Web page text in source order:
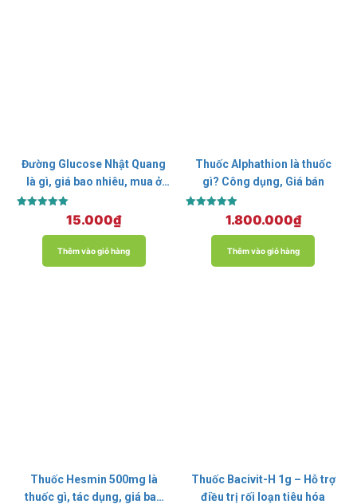
Đường Glucose Nhật Quang
là gì, giá bao nhiêu, mua ở
5.00
15.000₫
Thêm vào giỏ hàng
Thuốc Alphathion là thuốc
gì? Công dụng, Giá bán
Được xếp
5.00
1.800.000₫
Thêm vào giỏ hàng
Thuốc Hesmin 500mg là
thuốc gì, tác dụng, giá bao
Thuốc Bacivit-H 1g – Hỗ trợ
điều trị rối loạn tiêu hóa